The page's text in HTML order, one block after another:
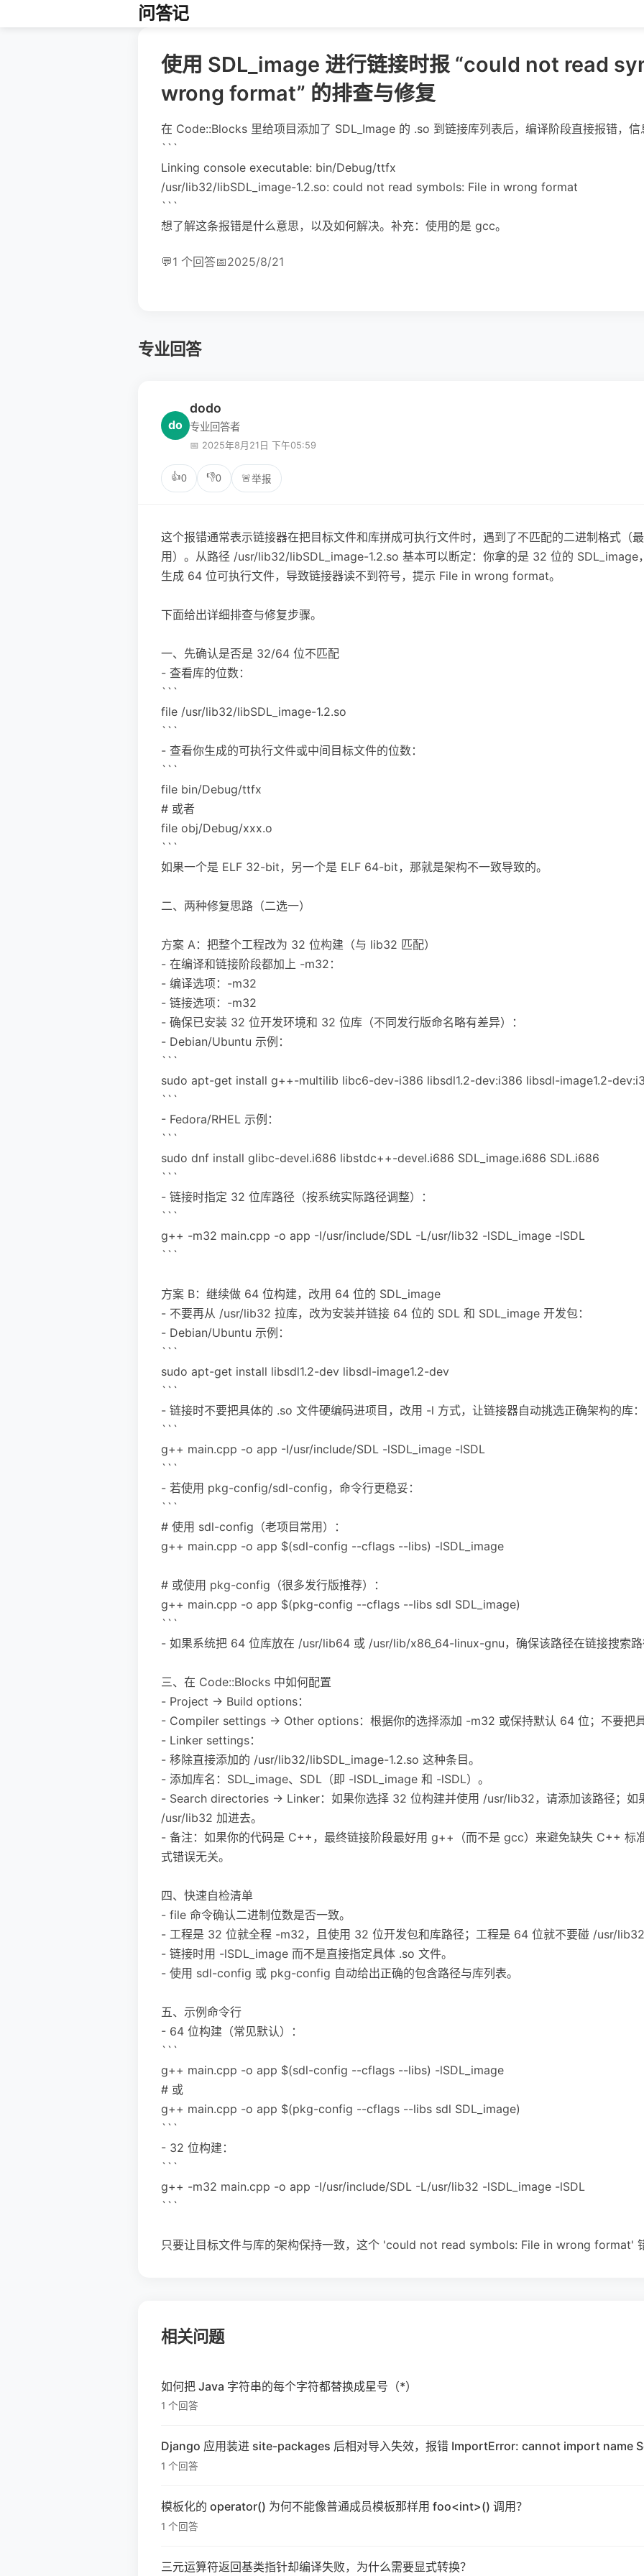
问答记
使用 SDL_image 进行链接时报 “could not read
wrong format” 的排查与修复
在 Code::Blocks 里给项目添加了 SDL_Image 的 .so 到链接库列表后，编译阶段直接报错，信
```
Linking console executable: bin/Debug/ttfx
/usr/lib32/libSDL_image-1.2.so: could not read symbols: File in wrong format
```
想了解这条报错是什么意思，以及如何解决。补充：使用的是 gcc。
💬1 个回答📅2025/8/21
专业回答
do
dodo
专业回答者
📅 2025年8月21日 下午05:59
👍0 👎0 🚨举报
这个报错通常表示链接器在把目标文件和库拼成可执行文件时，遇到了不匹配的二进制格式（
用）。从路径 /usr/lib32/libSDL_image-1.2.so 基本可以断定：你拿的是 32 位的 SDL_image
生成 64 位可执行文件，导致链接器读不到符号，提示 File in wrong format。
下面给出详细排查与修复步骤。
一、先确认是否是 32/64 位不匹配
- 查看库的位数：
```
file /usr/lib32/libSDL_image-1.2.so
```
- 查看你生成的可执行文件或中间目标文件的位数：
```
file bin/Debug/ttfx
# 或者
file obj/Debug/xxx.o
```
如果一个是 ELF 32-bit，另一个是 ELF 64-bit，那就是架构不一致导致的。
二、两种修复思路（二选一）
方案 A：把整个工程改为 32 位构建（与 lib32 匹配）
- 在编译和链接阶段都加上 -m32：
- 编译选项：-m32
- 链接选项：-m32
- 确保已安装 32 位开发环境和 32 位库（不同发行版命名略有差异）：
- Debian/Ubuntu 示例：
```
sudo apt-get install g++-multilib libc6-dev-i386 libsdl1.2-dev:i386 libsdl-image1.2-
```
- Fedora/RHEL 示例：
```
sudo dnf install glibc-devel.i686 libstdc++-devel.i686 SDL_image.i686 SDL.i686
```
- 链接时指定 32 位库路径（按系统实际路径调整）：
```
g++ -m32 main.cpp -o app -I/usr/include/SDL -L/usr/lib32 -lSDL_image -lSDL
```
方案 B：继续做 64 位构建，改用 64 位的 SDL_image
- 不要再从 /usr/lib32 拉库，改为安装并链接 64 位的 SDL 和 SDL_image 开发包：
- Debian/Ubuntu 示例：
```
sudo apt-get install libsdl1.2-dev libsdl-image1.2-dev
```
- 链接时不要把具体的 .so 文件硬编码进项目，改用 -l 方式，让链接器自动挑选正确架构的库：
```
g++ main.cpp -o app -I/usr/include/SDL -lSDL_image -lSDL
```
- 若使用 pkg-config/sdl-config，命令行更稳妥：
```
# 使用 sdl-config（老项目常用）：
g++ main.cpp -o app $(sdl-config --cflags --libs) -lSDL_image
# 或使用 pkg-config（很多发行版推荐）：
g++ main.cpp -o app $(pkg-config --cflags --libs sdl SDL_image)
```
- 如果系统把 64 位库放在 /usr/lib64 或 /usr/lib/x86_64-linux-gnu，确保该路径在链接搜索路
三、在 Code::Blocks 中如何配置
- Project -> Build options：
- Compiler settings -> Other options：根据你的选择添加 -m32 或保持默认 64 位；不要把
- Linker settings：
- 移除直接添加的 /usr/lib32/libSDL_image-1.2.so 这种条目。
- 添加库名：SDL_image、SDL（即 -lSDL_image 和 -lSDL）。
- Search directories -> Linker：如果你选择 32 位构建并使用 /usr/lib32，请添加该路径；如
/usr/lib32 加进去。
- 备注：如果你的代码是 C++，最终链接阶段最好用 g++（而不是 gcc）来避免缺失 C++ 标
式错误无关。
四、快速自检清单
- file 命令确认二进制位数是否一致。
- 工程是 32 位就全程 -m32，且使用 32 位开发包和库路径；工程是 64 位就不要碰 /usr/
- 链接时用 -lSDL_image 而不是直接指定具体 .so 文件。
- 使用 sdl-config 或 pkg-config 自动给出正确的包含路径与库列表。
五、示例命令行
- 64 位构建（常见默认）：
```
g++ main.cpp -o app $(sdl-config --cflags --libs) -lSDL_image
# 或
g++ main.cpp -o app $(pkg-config --cflags --libs sdl SDL_image)
```
- 32 位构建：
```
g++ -m32 main.cpp -o app -I/usr/include/SDL -L/usr/lib32 -lSDL_image -lSDL
```
只要让目标文件与库的架构保持一致，这个 'could not read symbols: File in wrong format'
相关问题
如何把 Java 字符串的每个字符都替换成星号（*）
1 个回答
Django 应用装进 site-packages 后相对导入失效，报错 ImportError: cannot import name
1 个回答
模板化的 operator() 为何不能像普通成员模板那样用 foo<int>() 调用？
1 个回答
三元运算符返回基类指针却编译失败，为什么需要显式转换？